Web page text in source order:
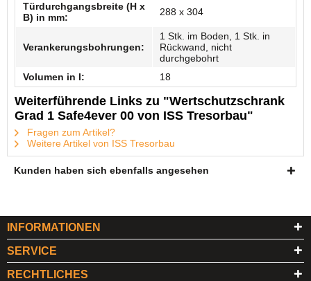
Türdurchgangsbreite (H x
B) in mm:
288 x 304
Verankerungsbohrungen:
1 Stk. im Boden, 1 Stk. in
Rückwand, nicht
durchgebohrt
Volumen in l:
18
Weiterführende Links zu "Wertschutzschrank
Grad 1 Safe4ever 00 von ISS Tresorbau"
Fragen zum Artikel?
Weitere Artikel von ISS Tresorbau
Kunden haben sich ebenfalls angesehen
INFORMATIONEN
SERVICE
RECHTLICHES